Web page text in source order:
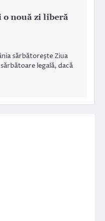
nouă zi liberă
sărbătoreşte Ziua
legală, dacă